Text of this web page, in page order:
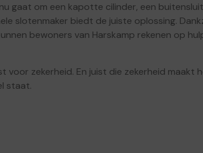
gaat om een kapotte cilinder, een
slotenmaker biedt de juiste oplossing.
bewoners van Harskamp rekenen op
voor zekerheid. En juist die zekerheid maakt
staat.